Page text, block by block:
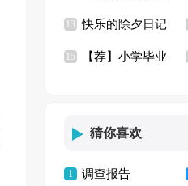
用15篇
13 快乐的除夕日记
15 【荐】小学毕业
猜你喜欢
1 调查报告